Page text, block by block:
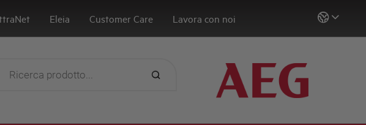
Eleia Customer Care Lavora con noi